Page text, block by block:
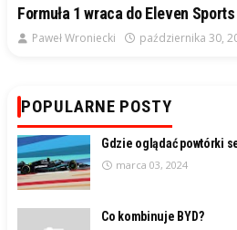
Formuła 1 wraca do Eleven Sports
Paweł Wroniecki października 30,
POPULARNE POSTY
Gdzie oglądać powtórki
marca 03, 2024
Co kombinuje BYD?